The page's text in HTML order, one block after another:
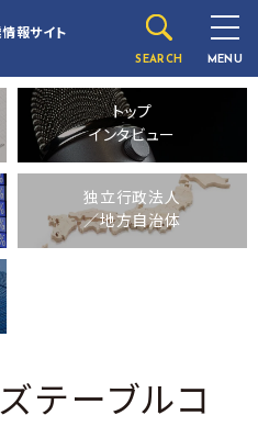
報サイト
SEARCH MENU
トップ
インタビュー
独立行政法人
／地方自治体
テーブルコ